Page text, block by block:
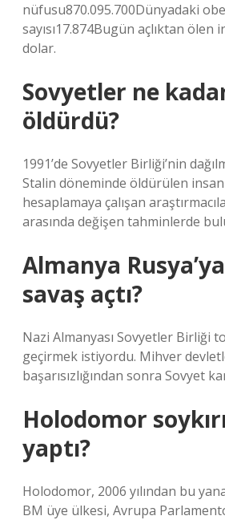
nüfusu870.095.700Dünyadaki
sayısı17.874Bugün açlıktan ölen
dolar.
Sovyetler ne
öldürdü?
1991’de Sovyetler Birliği’nin
Stalin döneminde öldürülen insan
hesaplamaya çalışan
arasında değişen tahminlerde
Almanya
savaş açtı?
Nazi Almanyası Sovyetler Birliği
geçirmek istiyordu. Mihver
başarısızlığından sonra Sovyet
Holodomor
yaptı?
Holodomor, 2006 yılından bu
BM üye ülkesi, Avrupa